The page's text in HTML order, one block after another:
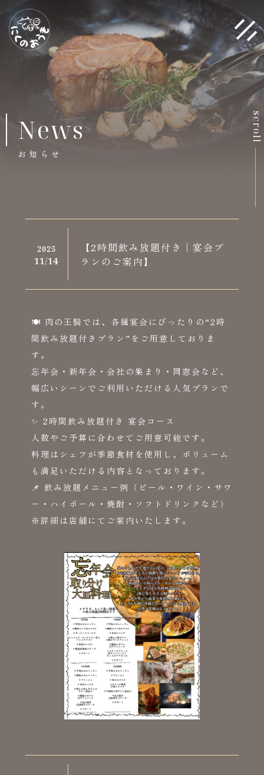
scroll
News
お 知 ら せ
2025
11/14
【2時間飲み放題付き｜宴会プ
ランのご案内】
🍽 肉の王騎では、各種宴会にぴったりの“2時
間飲み放題付きプラン”をご用意しておりま
す。
忘年会・新年会・会社の集まり・同窓会など、
幅広いシーンでご利用いただける人気プランで
す。
✨ 2時間飲み放題付き 宴会コース
人数やご予算に合わせてご用意可能です。
料理はシェフが季節食材を使用し、ボリューム
も満足いただける内容となっております。
📌 飲み放題メニュー例（ビール・ワイン・サワ
ー・ハイボール・焼酎・ソフトドリンクなど）
※詳細は店舗にてご案内いたします。